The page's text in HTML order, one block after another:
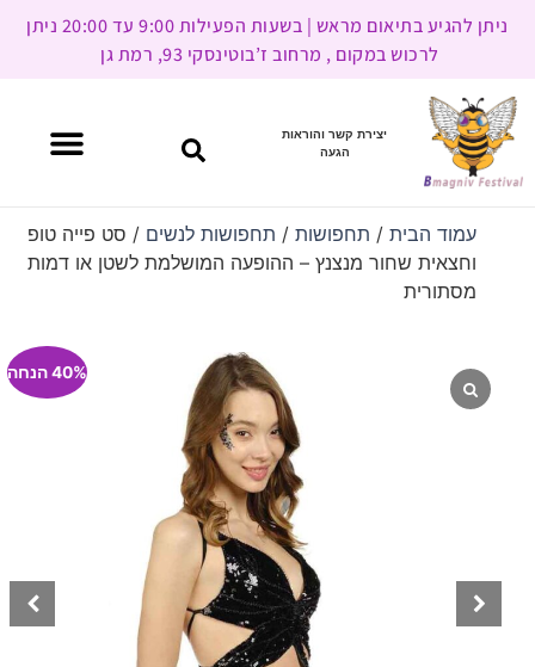
ניתן להגיע בתיאום מראש | בשעות הפעילות 9:00 עד 20:00 ניתן
לרכוש במקום , מרחוב ז’בוטינסקי 93, רמת גן
יצירת קשר והוראות
הגעה
עמוד הבית/ תחפושות/ תחפושות לנשים / סט פייה טופ
וחצאית שחור מנצנץ – ההופעה המושלמת לשטן או דמות
מסתורית
40% הנחה